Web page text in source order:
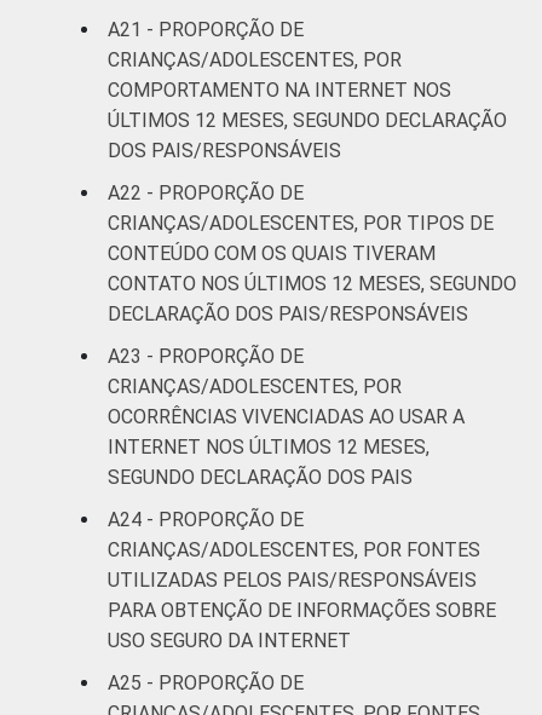
A21 - PROPORÇÃO DE
CRIANÇAS/ADOLESCENTES, POR
COMPORTAMENTO NA INTERNET NOS
ÚLTIMOS 12 MESES, SEGUNDO DECLARAÇÃO
DOS PAIS/RESPONSÁVEIS
A22 - PROPORÇÃO DE
CRIANÇAS/ADOLESCENTES, POR TIPOS DE
CONTEÚDO COM OS QUAIS TIVERAM
CONTATO NOS ÚLTIMOS 12 MESES, SEGUNDO
DECLARAÇÃO DOS PAIS/RESPONSÁVEIS
A23 - PROPORÇÃO DE
CRIANÇAS/ADOLESCENTES, POR
OCORRÊNCIAS VIVENCIADAS AO USAR A
INTERNET NOS ÚLTIMOS 12 MESES,
SEGUNDO DECLARAÇÃO DOS PAIS
A24 - PROPORÇÃO DE
CRIANÇAS/ADOLESCENTES, POR FONTES
UTILIZADAS PELOS PAIS/RESPONSÁVEIS
PARA OBTENÇÃO DE INFORMAÇÕES SOBRE
USO SEGURO DA INTERNET
A25 - PROPORÇÃO DE